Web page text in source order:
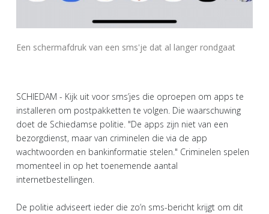
Een schermafdruk van een sms'je dat al langer rondgaat
SCHIEDAM - Kijk uit voor sms’jes die oproepen om apps te
installeren om postpakketten te volgen. Die waarschuwing
doet de Schiedamse politie. "De apps zijn niet van een
bezorgdienst, maar van criminelen die via de app
wachtwoorden en bankinformatie stelen." Criminelen spelen
momenteel in op het toenemende aantal
internetbestellingen.
De politie adviseert ieder die zo’n sms-bericht krijgt om dit